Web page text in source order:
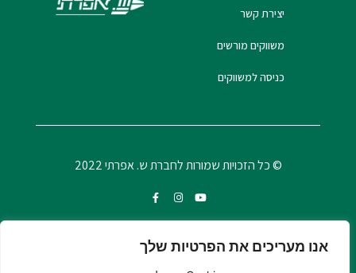
אנו מעריכים את הפרטיות שלך
יצירת קשר
משווקים מורשים
כניסה למשווקים
© כל הזכויות שמורות לחברת ש. אפרתי 2022